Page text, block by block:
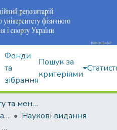
Фонди
та
зібрання
Пошук за
критеріями
Факультет спорту та менеджменту
Кафедра соціально-гуманітарних дисциплін
Наукові видання